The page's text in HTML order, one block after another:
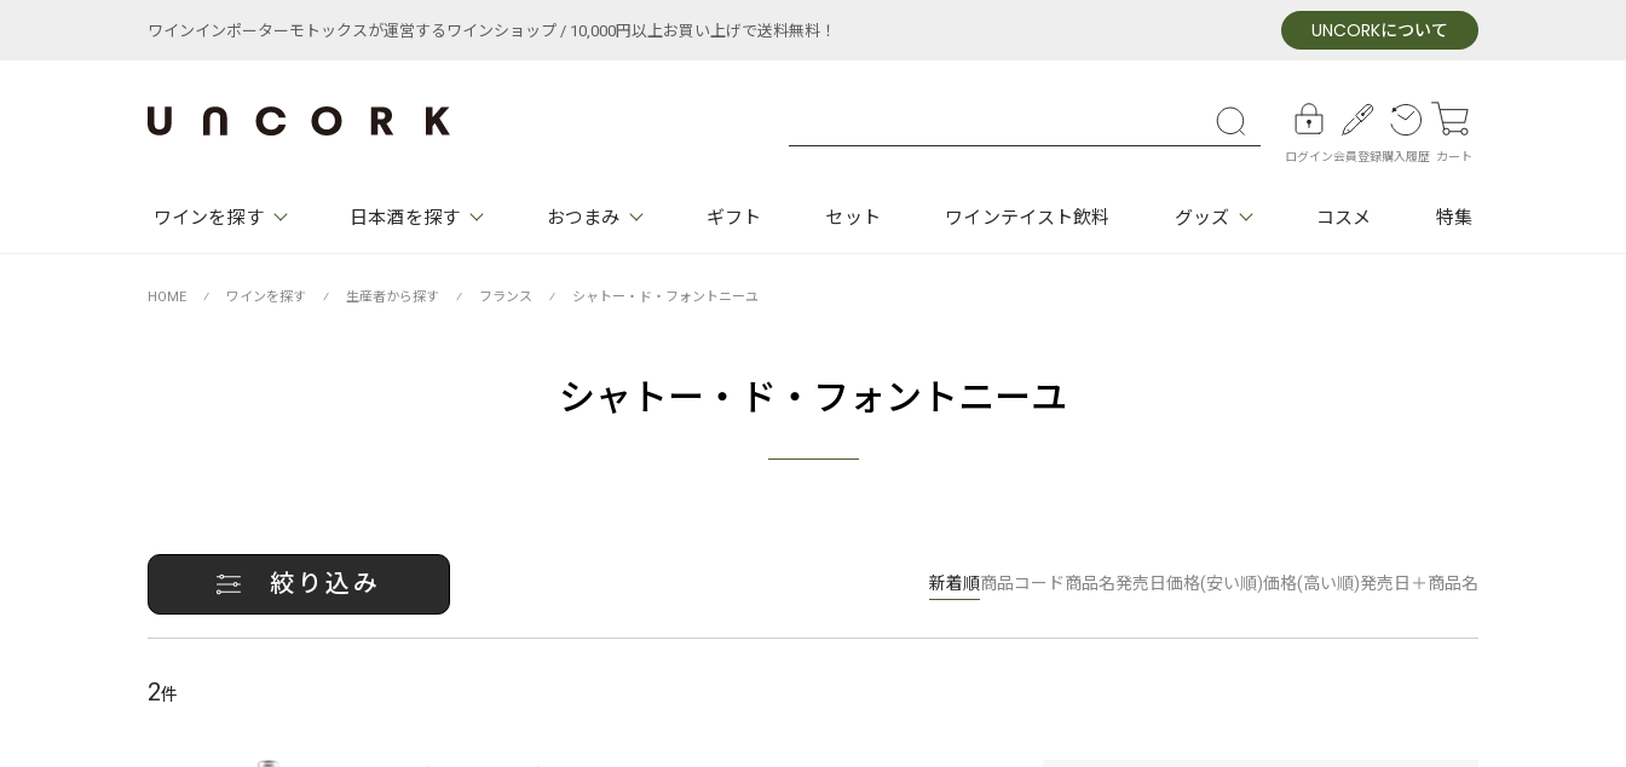
ワインインポーターモトックスが運営するワインショップ / 10,000円以上お買い上げで送料無料！ UNCORKについて
ログイン会員登録購入履歴 カート
ワインを探す 日本酒を探す おつまみ ギフト セット ワインテイスト飲料 グッズ コスメ 特集
HOME ⁄ ワインを探す ⁄ 生産者から探す ⁄ フランス ⁄ シャトー・ド・フォントニーユ
シャトー・ド・フォントニーユ
絞り込み 新着順商品コード商品名発売日価格(安い順)価格(高い順)発売日＋商品名
2件